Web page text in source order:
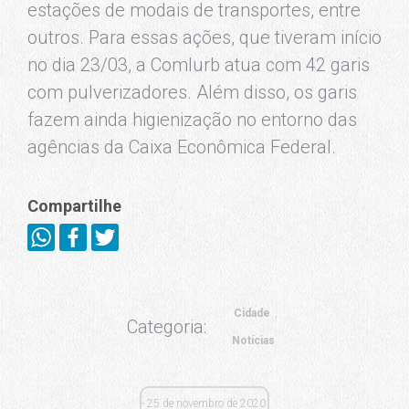
estações de modais de transportes, entre
outros. Para essas ações, que tiveram início
no dia 23/03, a Comlurb atua com 42 garis
com pulverizadores. Além disso, os garis
fazem ainda higienização no entorno das
agências da Caixa Econômica Federal.
Compartilhe
Categoria:
Cidade
Notícias
25 de novembro de 2020